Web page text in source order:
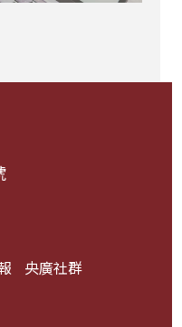
央廣社群